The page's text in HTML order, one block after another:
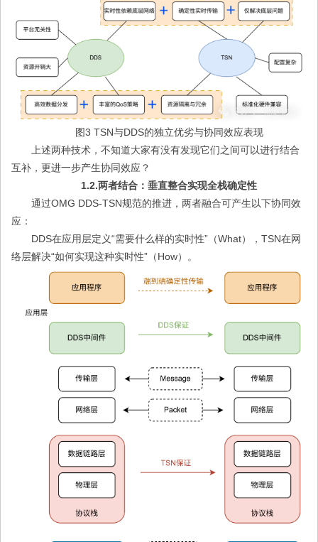
图3 TSN与DDS的独立优劣与协同效应表现
上述两种技术，不知道大家有没有发现它们之间可以进行结合
互补，更进一步产生协同效应？
1.2.两者结合：垂直整合实现全栈确定性
通过OMG DDS-TSN规范的推进，两者融合可产生以下协同效
应：
DDS在应用层定义“需要什么样的实时性”（What），TSN在网
络层解决“如何实现这种实时性”（How）。